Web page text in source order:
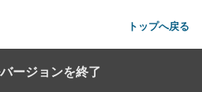
トップへ戻る
ージョンを終了